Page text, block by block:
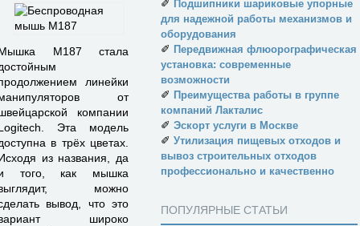
М187 стала
линейки
от
компании
Эта модель
в трёх цветах.
из названия, да
того, как мышка
можно
вывод, что это
широко
✐ Подшипники шариковые упорные
для надежной работы механизмов и
оборудования
✐ Передвижная флюорографическая
установка: современные
возможности
✐ Преимущества работы в группе
компаний Лакталис
✐ Эскорт услуги в Москве
✐ Утилизация пищевых отходов и
вывоз строительных отходов
профессионально и качественно
ПОПУЛЯРНЫЕ СТАТЬИ